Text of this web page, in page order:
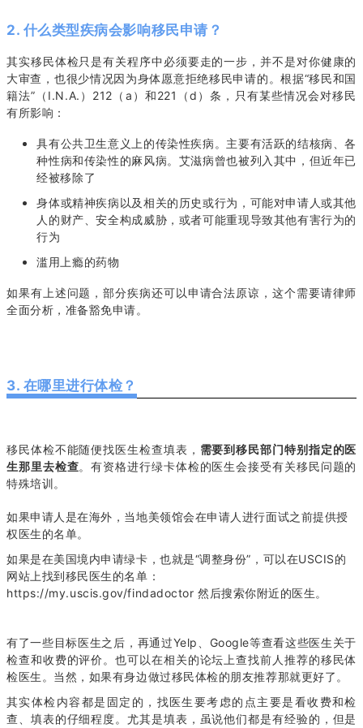
2. 什么类型疾病会影响移民申请？
其实移民体检只是有关程序中必须要走的一步，并不是对你健康的
大审查，也很少情况因为身体愿意拒绝移民申请的。根据“移民和国
籍法”（I.N.A.）212（a）和221（d）条，只有某些情况会对移民
有所影响：
具有公共卫生意义上的传染性疾病。主要有活跃的结核病、各
种性病和传染性的麻风病。艾滋病曾也被列入其中，但近年已
经被移除了
身体或精神疾病以及相关的历史或行为，可能对申请人或其他
人的财产、安全构成威胁，或者可能重现导致其他有害行为的
行为
滥用上瘾的药物
如果有上述问题，部分疾病还可以申请合法原谅，这个需要请律师
全面分析，准备豁免申请。
3. 在哪里进行体检？
移民体检不能随便找医生检查填表， 需要到移民部门特别指定的医
生那里去检查。有资格进行绿卡体检的医生会接受有关移民问题的
特殊培训。
如果申请人是在海外 ，当地美领馆会在申请人进行面试之前提供授
权医生的名单。
如果是在美国境内申请绿卡 ，也就是“调整身份”，可以在USCIS的
网站上找到移民医生的名单：
https://my.uscis.gov/findadoctor 然后搜索你附近的医生。
有了一些目标医生之后，再通过Yelp、Google等查看这些医生关于
检查和收费的评价。也可以在相关的论坛上查找前人推荐的移民体
检医生。当然，如果有身边做过移民体检的朋友推荐那就更好了。
其实体检内容都是固定的，找医生要考虑的点主要是看收费和检
查、填表的仔细程度。尤其是填表，虽说他们都是有经验的，但是